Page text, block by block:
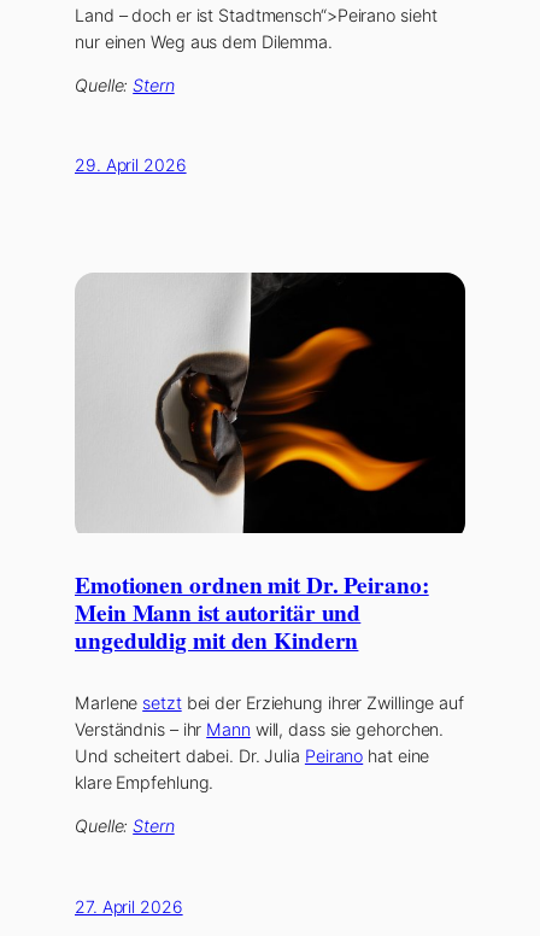
Land – doch er ist Stadtmensch“>Peirano sieht
nur einen Weg aus dem Dilemma.
Quelle:Stern
29. April 2026
Emotionen ordnen mit Dr. Peirano:
Mein Mann ist autoritär und
ungeduldig mit den Kindern
Marlene setztbei der Erziehung ihrer Zwillinge auf
Verständnis – ihr Mann will, dass sie gehorchen.
Und scheitert dabei. Dr. Julia Peirano hat eine
klare Empfehlung.
Quelle:Stern
27. April 2026